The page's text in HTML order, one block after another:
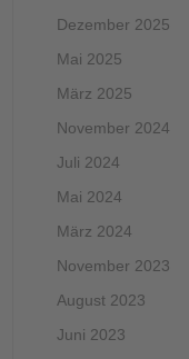
Dezember 2025
Mai 2025
März 2025
November 2024
Juli 2024
Mai 2024
März 2024
November 2023
August 2023
Juni 2023